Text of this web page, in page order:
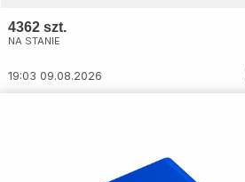
4362 szt.
NA STANIE
19:03 09.08.2026